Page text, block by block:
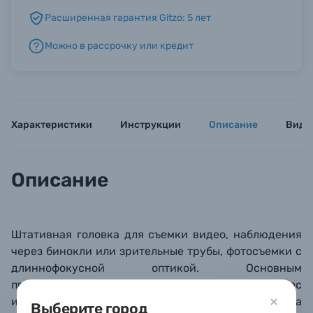
Выберите город
Б/У фототехника (Комиссионные товары)
Расширенная гарантия Gitzo: 5 лет
Можно в рассрочку или кредит
Характеристики Инструкции Описание
Описание
Штативная головка для съемки видео, наблюдения
через бинокли или зрительные трубы, фотосъемки с
длиннофокусной оптикой. Основным
преимуществом является исключительно малый вес
и компактность этой модели: благодаря им головка